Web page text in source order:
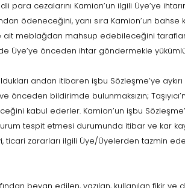
cezalarını Kamion’un ilgili Üye’ye
ödeneceğini, yanı sıra Kamion’un bahse
ait meblağdan mahsup edebileceğini
Üye’ye önceden ihtar göndermekle
andan itibaren işbu Sözleşme’ye
bildirimde bulunmaksızın;
kabul ederler. Kamion’un işbu
tespit etmesi durumunda itibar ve kar
zararları ilgili Üye/Üyelerden tazmin